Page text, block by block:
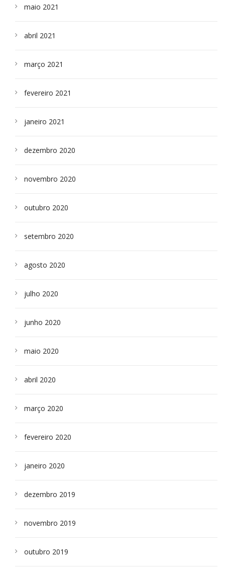
maio 2021
abril 2021
março 2021
fevereiro 2021
janeiro 2021
dezembro 2020
novembro 2020
outubro 2020
setembro 2020
agosto 2020
julho 2020
junho 2020
maio 2020
abril 2020
março 2020
fevereiro 2020
janeiro 2020
dezembro 2019
novembro 2019
outubro 2019